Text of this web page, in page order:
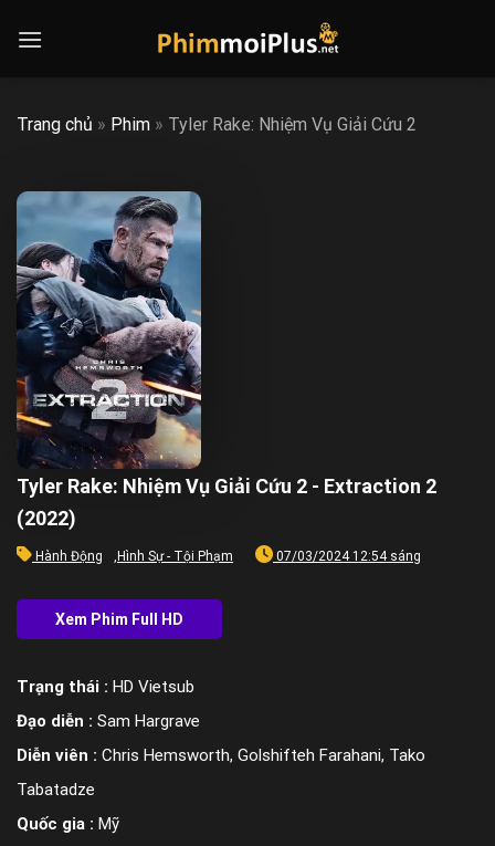
Trang chủ » Phim » Tyler Rake: Nhiệm Vụ Giải Cứu 2
Tyler Rake: Nhiệm Vụ Giải Cứu 2 - Extraction 2
(2022)
Hành Động , Hình Sự - Tội Phạm 07/03/2024 12:54 sáng
Trạng thái : HD Vietsub
Đạo diễn : Sam Hargrave
Diễn viên : Chris Hemsworth, Golshifteh Farahani, Tako
Tabatadze
Quốc gia : Mỹ